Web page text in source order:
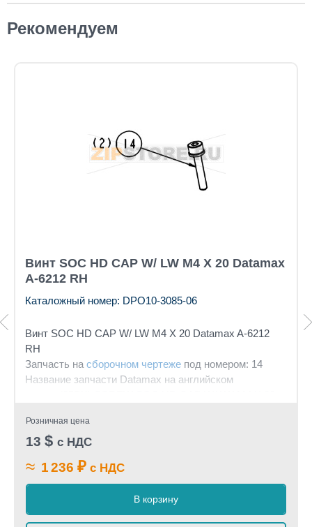
Рекомендуем
Винт SOC HD CAP W/ LW M4 X 20 Datamax
A-6212 RH
Каталожный номер: DPO10-3085-06
Винт SOC HD CAP W/ LW M4 X 20 Datamax A-6212
RH
Запчасть на сборочном чертеже под номером: 14
Название запчасти Datamax на английском
Розничная цена
13 $ с НДС
≈ 1 236 ₽ с НДС
В корзину